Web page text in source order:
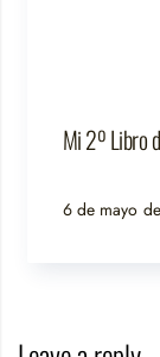
Mi 2º Libro
6 de mayo